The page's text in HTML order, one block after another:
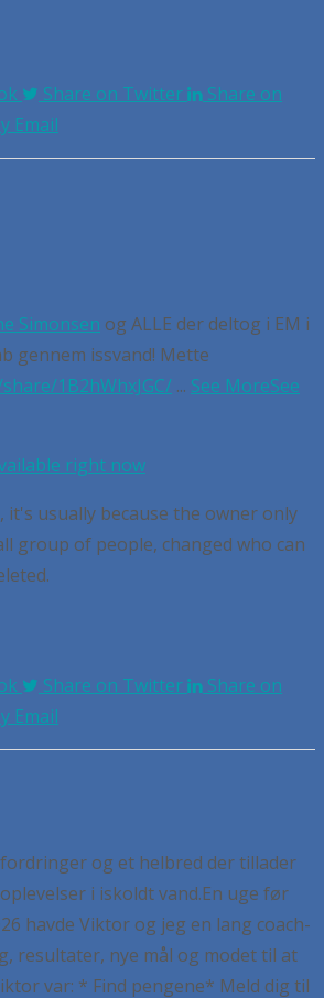
Share on Twitter
Share on
Email
Simonsen og ALLE der deltog i EM i
gennem issvand! Mette
1B2hWhxJGC/ ... See MoreSee
right now
it's usually because the owner only
group of people, changed who can
Share on Twitter
Share on
Email
og et helbred der tillader
i iskoldt vand.En uge før
havde Viktor og jeg en lang coach-
resultater, nye mål og modet til at
var: * Find pengene* Meld dig til